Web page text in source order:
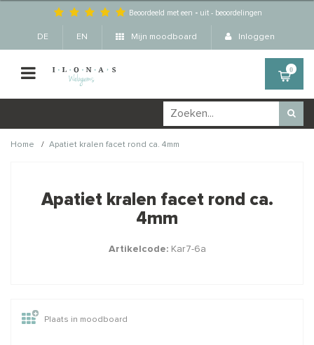
Beoordeeld met een - uit -beoordelingen
DE EN Mijn moodboard Inloggen
0
Home / Apatiet kralen facet rond ca. 4mm
producten ook interessant
Apatiet kralen facet rond ca.
4mm
Artikelcode:Kar7-6a
Plaats in moodboard